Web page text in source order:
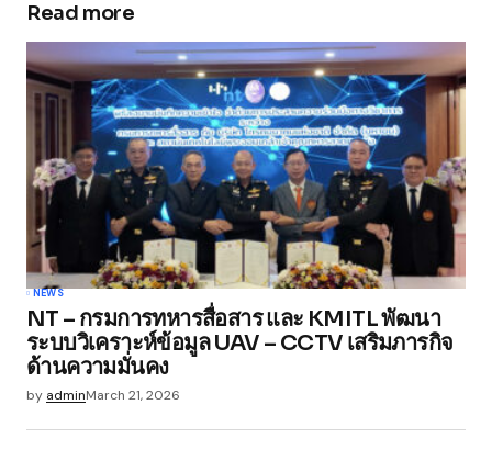
Your email address will not be published.
Required fields are marked*
Comment*
Your Name*
Your E-mail*
Save my name, email, and website in this
browser for the next time I comment.
Read more
NEWS
NT – กรมการทหารสื่อสาร และ KMITL พัฒนา
ระบบวิเคราะห์ข้อมูล UAV – CCTV เสริมภารกิจ
ด้านความมั่นคง
by adminMarch 21, 2026